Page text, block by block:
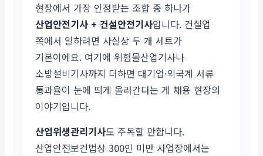
현장에서 가장 인정받는 조합 중 하나가
산업안전기사 + 건설안전기사입니다. 건설업
쪽에서 일하려면 사실상 두 개 세트가
기본이에요. 여기에 위험물산업기사나
소방설비기사까지 더하면 대기업·외국계 서류
통과율이 눈에 띄게 올라간다는 게 채용 현장의
이야기입니다.
산업위생관리기사도 주목할 만합니다.
산업안전보건법상 300인 미만 사업장에서는